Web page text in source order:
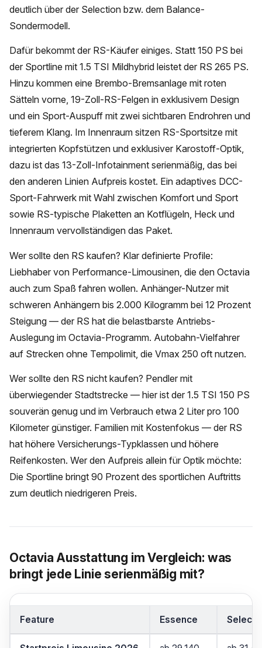
deutlich über der Selection bzw. dem Balance-
Sondermodell.
Dafür bekommt der RS-Käufer einiges. Statt 150 PS bei
der Sportline mit 1.5 TSI Mildhybrid leistet der RS 265 PS.
Hinzu kommen eine Brembo-Bremsanlage mit roten
Sätteln vorne, 19-Zoll-RS-Felgen in exklusivem Design
und ein Sport-Auspuff mit zwei sichtbaren Endrohren und
tieferem Klang. Im Innenraum sitzen RS-Sportsitze mit
integrierten Kopfstützen und exklusiver Karostoff-Optik,
dazu ist das 13-Zoll-Infotainment serienmäßig, das bei
den anderen Linien Aufpreis kostet. Ein adaptives DCC-
Sport-Fahrwerk mit Wahl zwischen Komfort und Sport
sowie RS-typische Plaketten an Kotflügeln, Heck und
Innenraum vervollständigen das Paket.
Wer sollte den RS kaufen? Klar definierte Profile:
Liebhaber von Performance-Limousinen, die den Octavia
auch zum Spaß fahren wollen. Anhänger-Nutzer mit
schweren Anhängern bis 2.000 Kilogramm bei 12 Prozent
Steigung — der RS hat die belastbarste Antriebs-
Auslegung im Octavia-Programm. Autobahn-Vielfahrer
auf Strecken ohne Tempolimit, die Vmax 250 oft nutzen.
Wer sollte den RS nicht kaufen? Pendler mit
überwiegender Stadtstrecke — hier ist der 1.5 TSI 150 PS
souverän genug und im Verbrauch etwa 2 Liter pro 100
Kilometer günstiger. Familien mit Kostenfokus — der RS
hat höhere Versicherungs-Typklassen und höhere
Reifenkosten. Wer den Aufpreis allein für Optik möchte:
Die Sportline bringt 90 Prozent des sportlichen Auftritts
zum deutlich niedrigeren Preis.
Octavia Ausstattung im Vergleich: was
bringt jede Linie serienmäßig mit?
Feature Essence